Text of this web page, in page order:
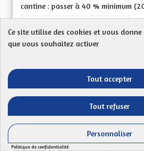
cantine : passer à 40 % minimum
CRÉÉ LE
VOIR LA
Tarification sociale et
tarifs de cantine
Ce site utilise des cookies et vous
que vous souhaitez activer
Tout accepter
Tout refuser
Personnaliser
Politique de confidentialité